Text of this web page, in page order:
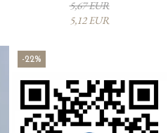
5,67 EUR
5,12 EUR
-22%